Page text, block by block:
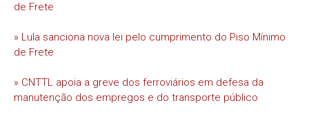
de Frete
» Lula sanciona nova lei pelo cumprimento do Piso Mínimo
de Frete
» CNTTL apoia a greve dos ferroviários em defesa da
manutenção dos empregos e do transporte público